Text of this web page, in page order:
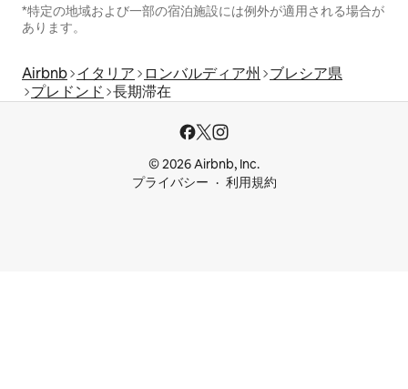
*特定の地域および一部の宿泊施設には例外が適用される場合が
あります。
Airbnb イタリア ロンバルディア州
ブレシア県
プレドンド 長期滞在
© 2026 Airbnb, Inc.
プライバシー
利用規約